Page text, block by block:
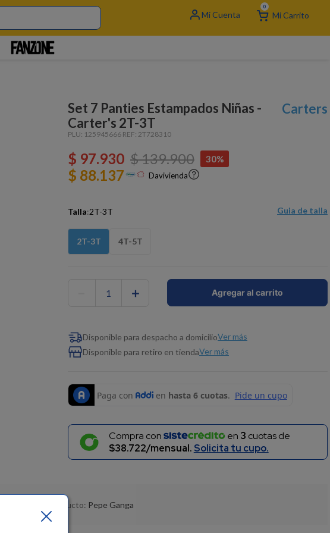
0
Set 7 Panties Estampados Niñas -
Carter's 2T-3T
PLU: 125945666 REF: 2T728310
Carters
$ 97.930 $139.900 30%
$ 88.137 Davivienda
Talla:2T-3T Guia de talla
2T-3T 4T-5T
＋ Agregar al carrito
Disponible para despacho a domicilioVer más
Disponible para retiro en tiendaVer más
Compra con en 3 cuotas de
$38.722/mensual. Solicita tu cupo.
Garantía del producto: Pepe Ganga